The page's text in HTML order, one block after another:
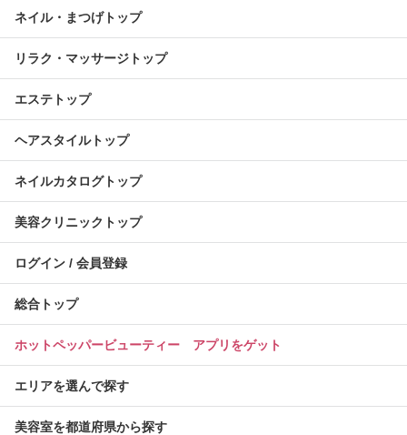
ネイル・まつげトップ
リラク・マッサージトップ
エステトップ
ヘアスタイルトップ
ネイルカタログトップ
美容クリニックトップ
ログイン / 会員登録
総合トップ
ホットペッパービューティー アプリをゲット
エリアを選んで探す
美容室を都道府県から探す